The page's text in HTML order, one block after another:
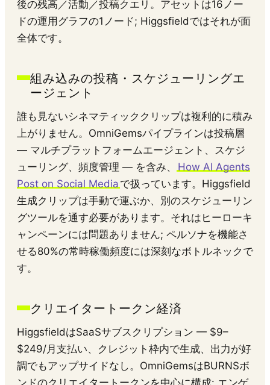
後の残高／活動／投稿クエリ。アセットは16ノー
ドの運用グラフの1ノード; Higgsfieldではそれが面
全体です。
組み込みの投稿・スケジューリングエ
ージェント
誰も見ないシネマティッククリップは複利的に積み
上がりません。OmniGemsパイプラインは投稿層
— マルチプラットフォームエージェント、スケジ
ューリング、頻度管理 — を含み、 How AI Agents
Post on Social Mediaで扱っています。Higgsfield
生成クリップは手動で運ぶか、別のスケジューリン
グツールを通す必要があります。それはヒーローキ
ャンペーンには問題ありません; ペルソナを機能さ
せる80%の常時稼働頻度には深刻なボトルネックで
す。
クリエイタートークン経済
HiggsfieldはSaaSサブスクリプション — $9–
$249/月支払い、クレジット枠内で生成、出力が好
調でもアップサイドなし。OmniGemsはBURNSボ
ンドのクリエイタートークンを中心に構成: エンゲ